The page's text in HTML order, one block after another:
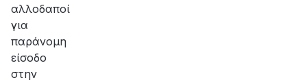
αλλοδαποί
για
παράνομη
είσοδο
στην